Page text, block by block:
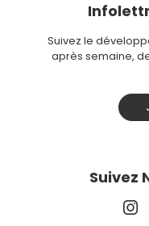
Suivez le
après semaine,
Suivez